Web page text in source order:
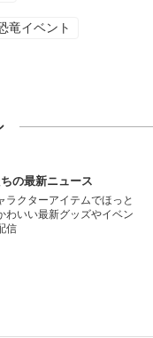
竜イベント
の最新ニュース
ラクターアイテムでほっと
わいい最新グッズやイベン
信